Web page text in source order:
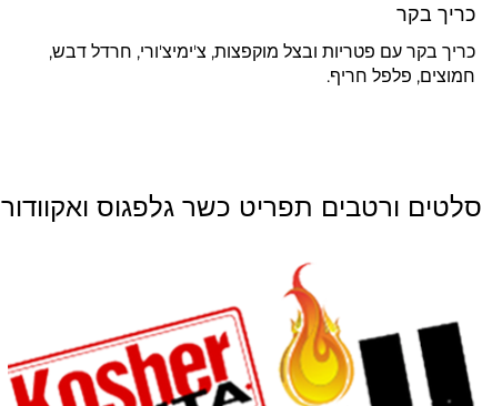
כריך בקר
כריך בקר עם פטריות ובצל מוקפצות, צ'ימיצ'ורי, חרדל דבש,
חמוצים, פלפל חריף.
סלטים ורטבים תפריט כשר גלפגוס ואקוודור